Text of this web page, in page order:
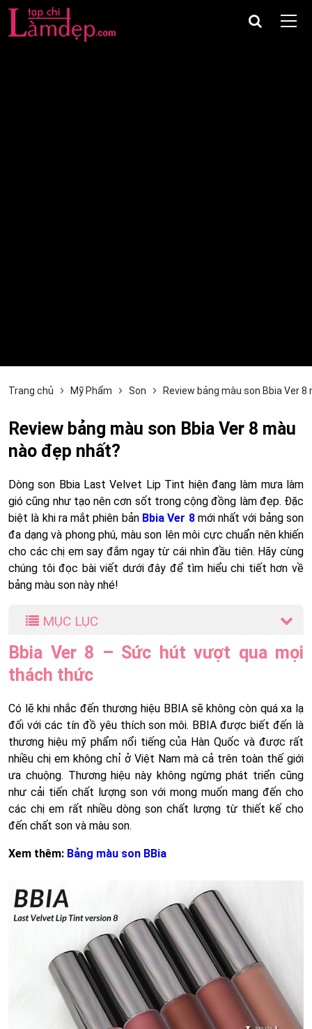
Trang chủ Mỹ Phẩm Son Review bảng màu son Bbia Ver
Review bảng màu son Bbia Ver 8 màu
nào đẹp nhất?
Dòng son Bbia Last Velvet Lip Tint hiện đang làm mưa làm
gió cũng như tạo nên cơn sốt trong cộng đồng làm đẹp. Đặc
biệt là khi ra mắt phiên bản Bbia Ver 8mới nhất với bảng son
đa dạng và phong phú, màu son lên môi cực chuẩn nên khiến
cho các chị em say đắm ngay từ cái nhìn đầu tiên. Hãy cùng
chúng tôi đọc bài viết dưới đây để tìm hiểu chi tiết hơn về
bảng màu son này nhé!
MỤC LỤC
Bbia Ver 8 – Sức hút vượt qua mọi
thách thức
Có lẽ khi nhắc đến thương hiệu BBIA sẽ không còn quá xa lạ
đối với các tín đồ yêu thích son môi. BBIA được biết đến là
thương hiệu mỹ phẩm nổi tiếng của Hàn Quốc và được rất
nhiều chị em không chỉ ở Việt Nam mà cả trên toàn thế giới
ưa chuộng. Thương hiệu này không ngừng phát triển cũng
như cải tiến chất lượng son với mong muốn mang đến cho
các chị em rất nhiều dòng son chất lượng từ thiết kế cho
đến chất son và màu son.
Xem thêm: Bảng màu son BBia